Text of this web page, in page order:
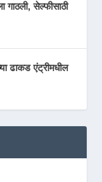
गाठली, सेल्फीसाठी
ढाकड एंट्रीमधील